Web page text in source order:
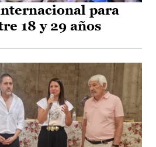
para
18 y 29 años